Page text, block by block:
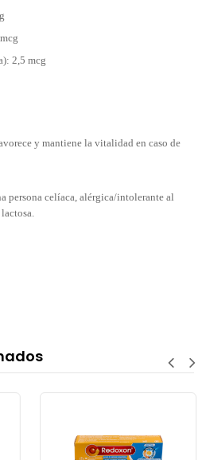
2,5 mcg
y mantiene la vitalidad en caso de
persona celíaca, alérgica/intolerante al